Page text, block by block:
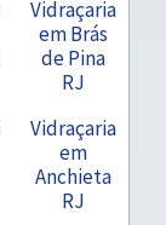
Vidraçaria
em Brás
de Pina
RJ
Vidraçaria
em
Anchieta
RJ